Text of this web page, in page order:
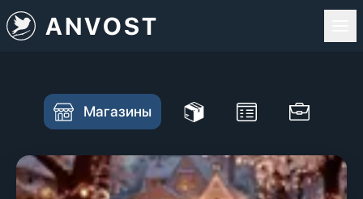
ANVOST
Магазины